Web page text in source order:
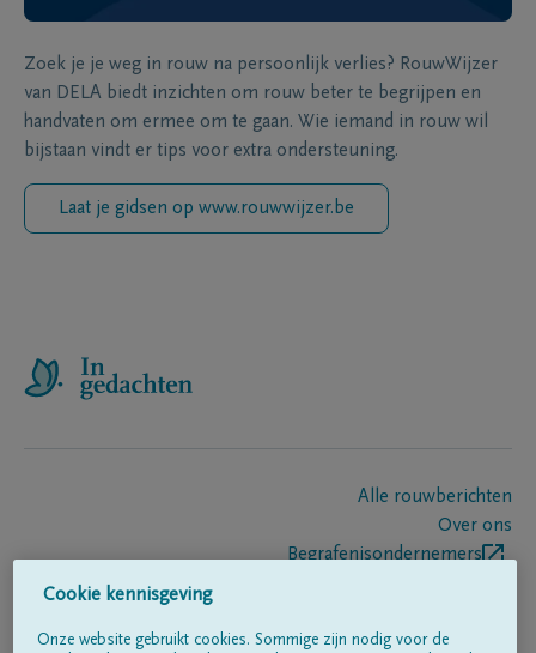
Zoek je je weg in rouw na persoonlijk verlies? RouwWijzer
van DELA biedt inzichten om rouw beter te begrijpen en
handvaten om ermee om te gaan. Wie iemand in rouw wil
bijstaan vindt er tips voor extra ondersteuning.
Laat je gidsen op www.rouwwijzer.be
Alle rouwberichten
Over ons
Begrafenisondernemers
Cookie kennisgeving
Onze website gebruikt cookies. Sommige zijn nodig voor de